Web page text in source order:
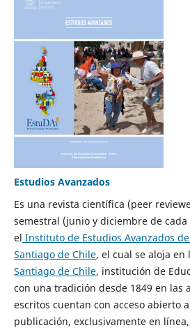
Estudios Avanzados
Es una revista científica (peer
semestral (junio y diciembre de
el Instituto de Estudios Avanzados
Santiago de Chile, el cual se aloja en
Santiago de Chile, institución de
con una tradición desde 1849 en las
escritos cuentan con acceso abierto
publicación, exclusivamente en